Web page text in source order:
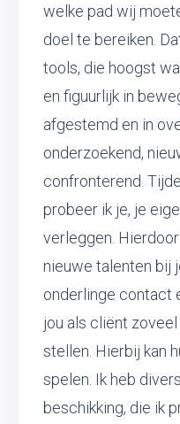
welke pad wij
doel te bereiken.
tools, die hoogst
en figuurlijk in
afgestemd en in
onderzoekend,
confronterend.
probeer ik je, je
verleggen.
nieuwe talenten bij
onderlinge contact
jou als cliënt
stellen. Hierbij kan
spelen. Ik heb
beschikking, die ik